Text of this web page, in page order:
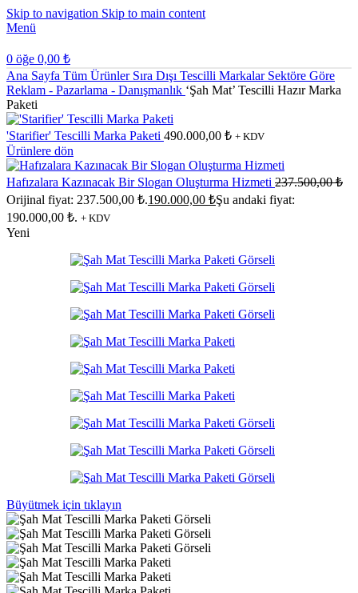
Skip to navigation Skip to main content
Menü
0 öğe 0,00 ₺
Ana Sayfa Tüm Ürünler Sıra Dışı Tescilli Markalar Sektöre Göre
Reklam - Pazarlama - Danışmanlık ‘Şah Mat’ Tescilli Hazır Marka
Paketi
'Starifier' Tescilli Marka Paketi 490.000,00 ₺ + KDV
Ürünlere dön
Hafızalara Kazınacak Bir Slogan Oluşturma Hizmeti 237.500,00₺
Orijinal fiyat: 237.500,00 ₺.190.000,00 ₺Şu andaki fiyat:
190.000,00 ₺. + KDV
Yeni
Büyütmek için tıklayın